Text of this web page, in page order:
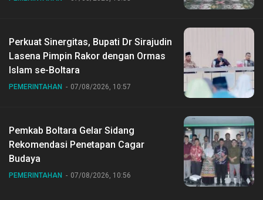
Perkuat Sinergitas, Bupati Dr Sirajudin
Lasena Pimpin Rakor dengan Ormas
Islam se-Boltara
PEMERINTAHAN 07/08/2026, 10:57
Pemkab Boltara Gelar Sidang
Rekomendasi Penetapan Cagar
Budaya
PEMERINTAHAN 07/08/2026, 10:56